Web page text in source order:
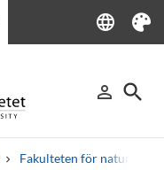
language
Language
Tema
person_outline
Logga in
search
Sök
Fakulteten för